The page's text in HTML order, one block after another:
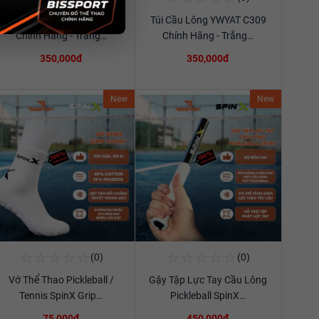
Xem chi tiết
Túi Cầu Lông YWYAT C309
Chính Hãng - Trắng…
350,000đ
Xem chi tiết
Túi Cầu Lông YWYAT C309
Chính Hãng - Trắng…
350,000đ
New
(0)
Vớ Thể Thao Pickleball /
Tennis SpinX Grip…
New
Xem chi tiết
(0)
Gậy Tập Lực Tay Cầu Lông
Pickleball SpinX…